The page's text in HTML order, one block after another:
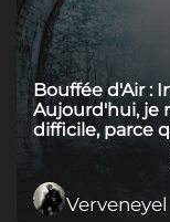
Bouffée d'Air :
Aujourd'hui, je
difficile, parce
Verveneyel